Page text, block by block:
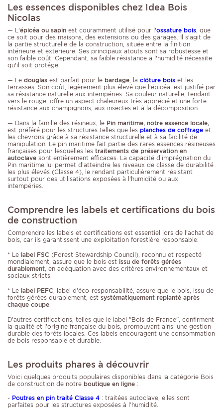
Les essences disponibles chez Idea Bois
Nicolas
— L'épicéa ou sapin est couramment utilisé pour l'ossature bois , que
ce soit pour des maisons, des extensions ou des garages. Il s'agit de
la partie structurelle de la construction, située entre la finition
intérieure et extérieure. Ses principaux atouts sont sa robustesse et
son faible coût. Cependant, sa faible résistance à l'humidité nécessite
qu'il soit protégé.
— Le douglas est parfait pour le bardage , la clôture bois et les
terrasses. Son coût, légèrement plus élevé que l'épicéa, est justifié par
sa résistance naturelle aux intempéries. Sa couleur naturelle, tendant
vers le rouge, offre un aspect chaleureux très apprécié et une forte
résistance aux champignons, aux insectes et à la décomposition.
— Dans la famille des résineux, le Pin maritime, notre essence locale,
est préféré pour les structures telles que les planches de coffrage et
les chevrons grâce à sa résistance structurelle et à sa facilité de
manipulation. Le pin maritime fait partie des rares essences résineuses
françaises pour lesquelles les traitements de préservation en
autoclave sont entièrement efficaces. La capacité d’imprégnation du
Pin maritime lui permet d’atteindre les niveaux de classe de durabilité
les plus élevés (Classe 4), le rendant particulièrement résistant
surtout pour des utilisations exposées à l'humidité ou aux
intempéries.
Comprendre les labels et certifications du bois
de construction
Comprendre les labels et certifications est essentiel lors de l'achat de
bois, car ils garantissent une exploitation forestière responsable.
* Le label FSC (Forest Stewardship Council), reconnu et respecté
mondialement, assure que le bois est issu de forêts gérées
durablement , en adéquation avec des critères environnementaux et
sociaux stricts.
* Le label PEFC , label d’éco-responsabilité, assure que le bois, issu de
forêts gérées durablement, est systématiquement replanté après
chaque coupe
D'autres certifications, telles que le label "Bois de France", confirment
la qualité et l'origine française du bois, promouvant ainsi une gestion
durable des forêts locales. Ces labels encouragent une consommation
de bois responsable et durable.
Les produits phares à découvrir
Voici quelques produits populaires disponibles dans la catégorie Bois
de construction de notre boutique en ligne :
- Poutres en pin traité Classe 4 : traitées autoclave, elles sont
parfaites pour les structures exposées à l’humidité.